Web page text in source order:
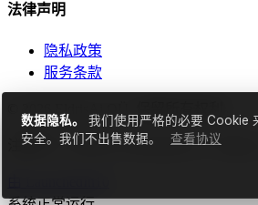
法律声明
隐私政策
服务条款
注册号: 17298529 | Ruunaoja tn 3,
数据隐私。
我们使用严格的必要 Cookie
安全。我们不出售数据。
查看协议